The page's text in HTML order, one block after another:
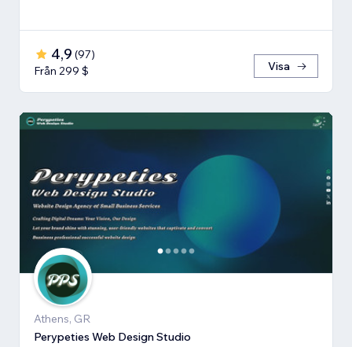
4,9 (97)
Från 299 $
Visa
Athens, GR
Perypeties Web Design Studio